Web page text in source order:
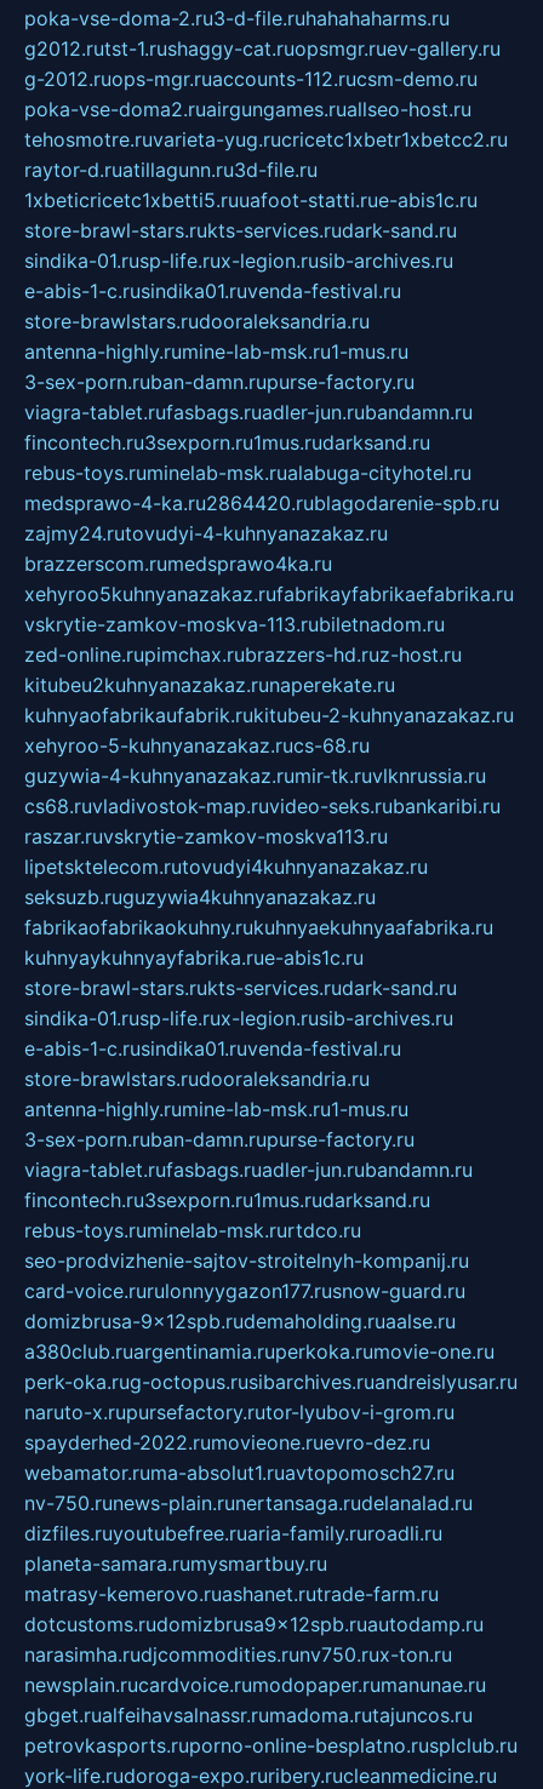
poka-vse-doma-2.ru3-d-file.ruhahahaharms.ru
g2012.rutst-1.rushaggy-cat.ruopsmgr.ruev-gallery.ru
g-2012.ruops-mgr.ruaccounts-112.rucsm-demo.ru
poka-vse-doma2.ruairgungames.ruallseo-host.ru
tehosmotre.ruvarieta-yug.rucricetc1xbetr1xbetcc2.ru
raytor-d.ruatillagunn.ru3d-file.ru
1xbeticricetc1xbetti5.ruuafoot-statti.rue-abis1c.ru
store-brawl-stars.rukts-services.rudark-sand.ru
sindika-01.rusp-life.rux-legion.rusib-archives.ru
e-abis-1-c.rusindika01.ruvenda-festival.ru
store-brawlstars.rudooraleksandria.ru
antenna-highly.rumine-lab-msk.ru1-mus.ru
3-sex-porn.ruban-damn.rupurse-factory.ru
viagra-tablet.rufasbags.ruadler-jun.rubandamn.ru
fincontech.ru3sexporn.ru1mus.rudarksand.ru
rebus-toys.ruminelab-msk.rualabuga-cityhotel.ru
medsprawo-4-ka.ru2864420.rublagodarenie-spb.ru
zajmy24.rutovudyi-4-kuhnyanazakaz.ru
brazzerscom.rumedsprawo4ka.ru
xehyroo5kuhnyanazakaz.rufabrikayfabrikaefabrika.ru
vskrytie-zamkov-moskva-113.rubiletnadom.ru
zed-online.rupimchax.rubrazzers-hd.ruz-host.ru
kitubeu2kuhnyanazakaz.runaperekate.ru
kuhnyaofabrikaufabrik.rukitubeu-2-kuhnyanazakaz.ru
xehyroo-5-kuhnyanazakaz.rucs-68.ru
guzywia-4-kuhnyanazakaz.rumir-tk.ruvlknrussia.ru
cs68.ruvladivostok-map.ruvideo-seks.rubankaribi.ru
raszar.ruvskrytie-zamkov-moskva113.ru
lipetsktelecom.rutovudyi4kuhnyanazakaz.ru
seksuzb.ruguzywia4kuhnyanazakaz.ru
fabrikaofabrikaokuhny.rukuhnyaekuhnyaafabrika.ru
kuhnyaykuhnyayfabrika.rue-abis1c.ru
store-brawl-stars.rukts-services.rudark-sand.ru
sindika-01.rusp-life.rux-legion.rusib-archives.ru
e-abis-1-c.rusindika01.ruvenda-festival.ru
store-brawlstars.rudooraleksandria.ru
antenna-highly.rumine-lab-msk.ru1-mus.ru
3-sex-porn.ruban-damn.rupurse-factory.ru
viagra-tablet.rufasbags.ruadler-jun.rubandamn.ru
fincontech.ru3sexporn.ru1mus.rudarksand.ru
rebus-toys.ruminelab-msk.rurtdco.ru
seo-prodvizhenie-sajtov-stroitelnyh-kompanij.ru
card-voice.rurulonnyygazon177.rusnow-guard.ru
domizbrusa-9x12spb.rudemaholding.ruaalse.ru
a380club.ruargentinamia.ruperkoka.rumovie-one.ru
perk-oka.rug-octopus.rusibarchives.ruandreislyusar.ru
naruto-x.rupursefactory.rutor-lyubov-i-grom.ru
spayderhed-2022.rumovieone.ruevro-dez.ru
webamator.ruma-absolut1.ruavtopomosch27.ru
nv-750.runews-plain.runertansaga.rudelanalad.ru
dizfiles.ruyoutubefree.ruaria-family.ruroadli.ru
planeta-samara.rumysmartbuy.ru
matrasy-kemerovo.ruashanet.rutrade-farm.ru
dotcustoms.rudomizbrusa9x12spb.ruautodamp.ru
narasimha.rudjcommodities.runv750.rux-ton.ru
newsplain.rucardvoice.rumodopaper.rumanunae.ru
gbget.rualfeihavsalnassr.rumadoma.rutajuncos.ru
petrovkasports.ruporno-online-besplatno.rusplclub.ru
york-life.rudoroga-expo.ruribery.rucleanmedicine.ru